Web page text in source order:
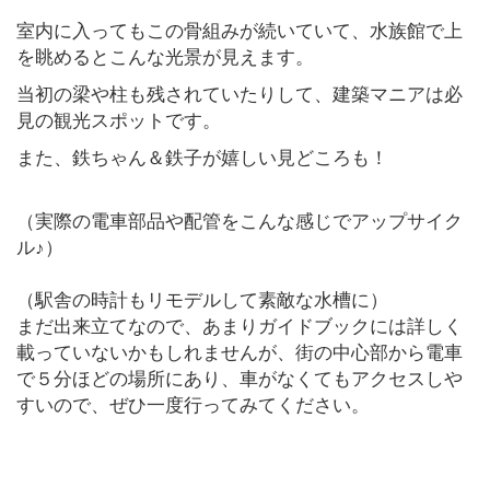
室内に入ってもこの骨組みが続いていて、水族館で上
を眺めるとこんな光景が見えます。
当初の梁や柱も残されていたりして、建築マニアは必
見の観光スポットです。
また、鉄ちゃん＆鉄子が嬉しい見どころも！
（実際の電車部品や配管をこんな感じでアップサイク
ル♪）
（駅舎の時計もリモデルして素敵な水槽に）
まだ出来立てなので、あまりガイドブックには詳しく
載っていないかもしれませんが、街の中心部から電車
で５分ほどの場所にあり、車がなくてもアクセスしや
すいので、ぜひ一度行ってみてください。